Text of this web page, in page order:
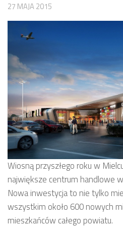
27 MAJA 2015
Wiosną przyszłego roku w
największe centrum handlowe
Nowa inwestycja to nie tylko
wszystkim około 600 nowych
mieszkańców całego powiatu.